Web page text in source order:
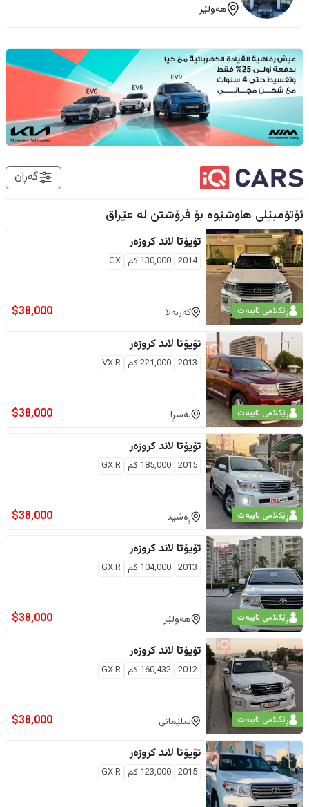
هەولێر
گەڕان
ئۆتۆمبێلی هاوشێوە بۆ فرۆشتن لە عێراق
ڕێکلامی تایبەت
تۆیۆتا لاند کروزەر
2014
130,000 كم GX
کەربەلا $38,000
ڕێکلامی تایبەت
تۆیۆتا لاند کروزەر
2013
221,000كم VX.R
بەسڕا $38,000
ڕێکلامی تایبەت
تۆیۆتا لاند کروزەر
2015
185,000 كم GX.R
ڕەشید $38,000
ڕێکلامی تایبەت
تۆیۆتا لاند کروزەر
2013
104,000 كم GX.R
هەولێر $38,000
ڕێکلامی تایبەت
تۆیۆتا لاند کروزەر
2012
160,432 كم GX.R
سلێمانی $38,000
تۆیۆتا لاند کروزەر
2015
123,000 كم GX.R